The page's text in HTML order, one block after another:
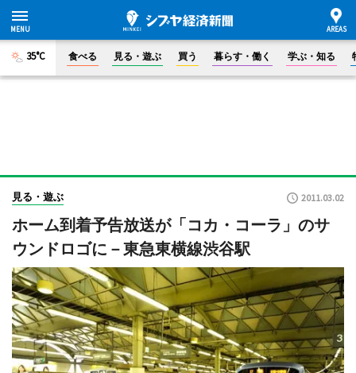
35°C 食べる 見る・遊ぶ 買う 暮らす・働く 学ぶ・知る
見る・遊ぶ 2011.03.02
ホーム到着予告放送が「コカ・コーラ」のサ
ウンドロゴに－東急東横線渋谷駅